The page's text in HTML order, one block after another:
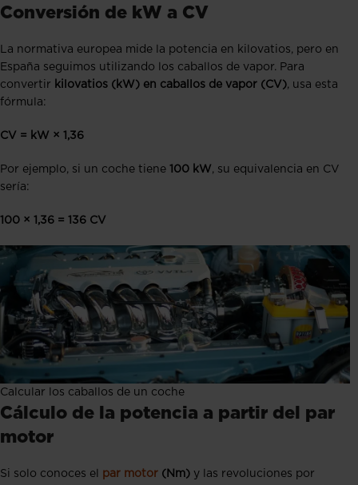
Conversión de kW a CV
La normativa europea mide la potencia en kilovatios, pero en
España seguimos utilizando los caballos de vapor. Para
convertir kilovatios (kW) en caballos de vapor (CV), usa esta
fórmula:
CV = kW × 1,36
Por ejemplo, si un coche tiene 100 kW, su equivalencia en CV
sería:
100 × 1,36 = 136 CV
Calcular los caballos de un coche
Cálculo de la potencia a partir del par
motor
Si solo conoces el par motor (Nm) y las revoluciones por